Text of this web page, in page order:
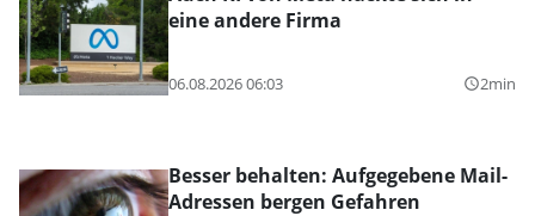
eine andere Firma
06.08.2026 06:03 query_builder2min
Besser behalten: Aufgegebene Mail-
Adressen bergen Gefahren